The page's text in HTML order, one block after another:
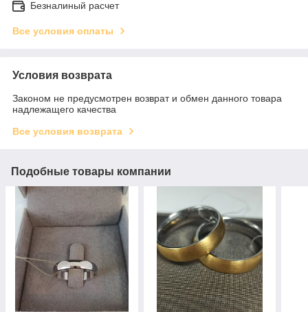
Безналиный расчет
Все условия оплаты
Условия возврата
Законом не предусмотрен возврат и обмен данного товара
надлежащего качества
Все условия возврата
Подобные товары компании